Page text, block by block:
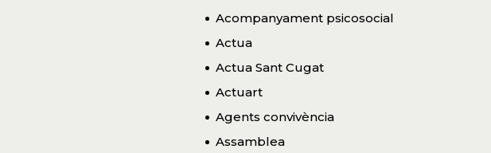
Acompanyament psicosocial
Actua
Actua Sant Cugat
Actuart
Agents convivència
Assamblea